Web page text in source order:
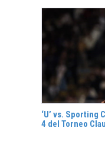
‘U’ vs.
4 del Torneo